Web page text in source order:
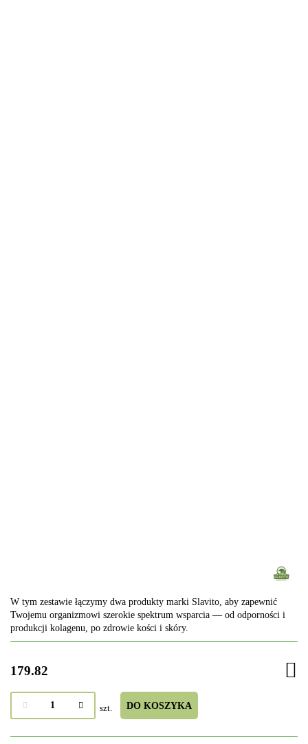
W tym zestawie łączymy dwa produkty marki Slavito, aby zapewnić
Twojemu organizmowi szerokie spektrum wsparcia — od odporności i
produkcji kolagenu, po zdrowie kości i skóry.
179.82
szt. DO KOSZYKA